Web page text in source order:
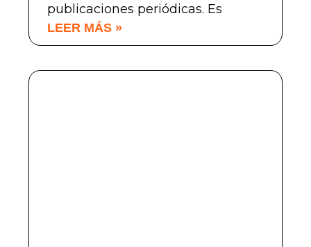
publicaciones periódicas. Es
LEER MÁS »